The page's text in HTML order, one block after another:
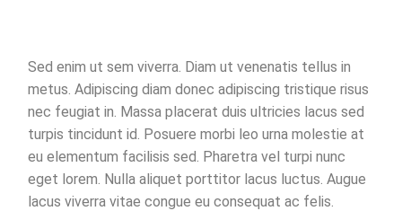
Sed enim ut sem viverra. Diam ut venenatis tellus in
metus. Adipiscing diam donec adipiscing tristique risus
nec feugiat in. Massa placerat duis ultricies lacus sed
turpis tincidunt id. Posuere morbi leo urna molestie at
eu elementum facilisis sed. Pharetra vel turpi nunc
eget lorem. Nulla aliquet porttitor lacus luctus. Augue
lacus viverra vitae congue eu consequat ac felis.